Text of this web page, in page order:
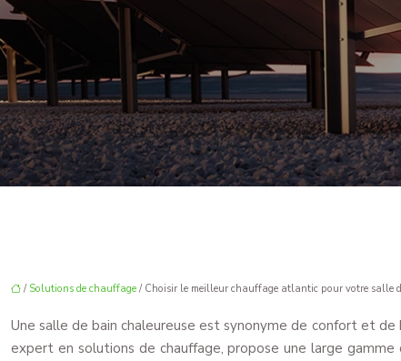
/ Solutions de chauffage / Choisir le meilleur chauffage atlantic pour votre salle
Une salle de bain chaleureuse est synonyme de confort et
expert en solutions de chauffage, propose une large